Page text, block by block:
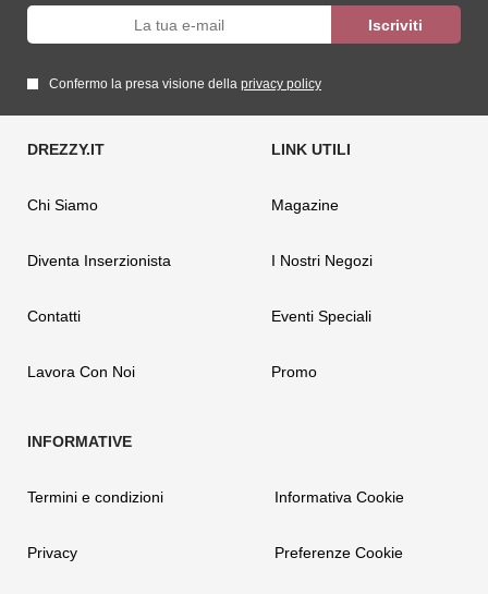
Confermo la presa visione della privacy policy
Chi Siamo
Diventa Inserzionista
Contatti
Lavora Con Noi
Magazine
I Nostri Negozi
Eventi Speciali
Promo
Termini e condizioni
Privacy
Informativa Cookie
Preferenze Cookie